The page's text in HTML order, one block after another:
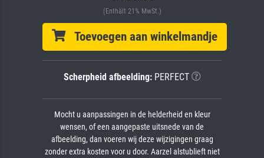
(Enthält 21% MwSt.)
Toevoegen aan winkelmandje
Scherpheid afbeelding:PERFECT
Mocht u aanpassingen in de helderheid en kleur
wensen, of een aangepaste uitsnede van de
afbeelding, dan voeren wij deze wijzigingen graag
zonder extra kosten voor u door. Aarzel alstublieft niet